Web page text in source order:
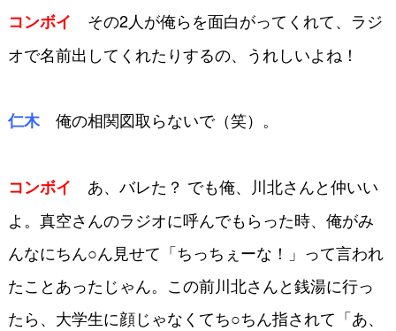
コンボイ その2人が俺らを面白がってく れて、ラジ
オで名前出してくれたりするの、うれしいよね！
仁木俺の相関図取らないで（笑）。
コンボイ あ、バレた？ でも俺、川北さんと仲いい
よ。真空さんのラジオに呼んでもらった時、俺がみ
んなにちん○ん見せて「ちっちぇーな！」って言われ
たこ とあったじゃん。この前川北さんと銭湯に行っ
たら、大学生に顔じゃなくてち○ちん指されて「あ、